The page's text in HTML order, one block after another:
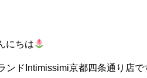
にちは
ンドIntimissimi京都四条通り店で